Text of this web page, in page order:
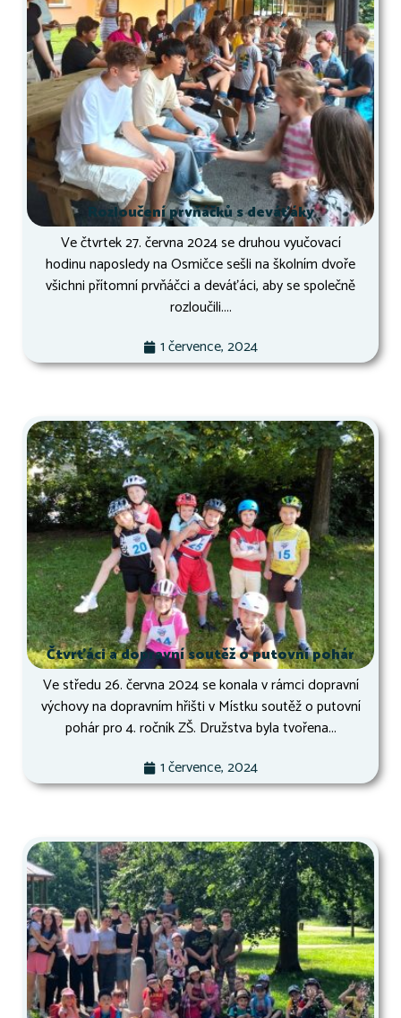
Rozloučení prvňáčků s deváťáky
Ve čtvrtek 27. června 2024 se druhou vyučovací
hodinu naposledy na Osmičce sešli na školním dvoře
všichni přítomní prvňáčci a deváťáci, aby se společně
rozloučili....
1 července, 2024
Čtvrťáci a dopravní soutěž o putovní pohár
Ve středu 26. června 2024 se konala v rámci dopravní
výchovy na dopravním hřišti v Místku soutěž o putovní
pohár pro 4. ročník ZŠ. Družstva byla tvořena...
1 července, 2024